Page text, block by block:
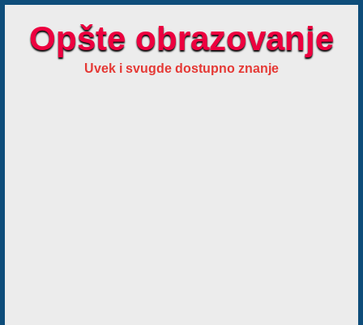
Opšte obrazovanje
Uvek i svugde dostupno znanje